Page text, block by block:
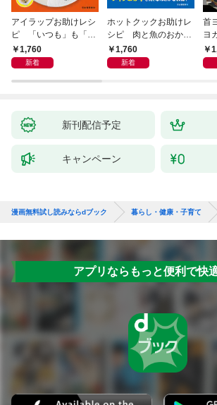
アイラップお助けレシ
ピ 「いつも」も「も
しも」もおいしい！
1,760
新着
ホットクックお助けレ
シピ 肉と魚のおか
ず 少ない材料＆調味
料で、あとはスイッチ
1,760
新着
首
ヨ
ラ
リ
新刊配信予定
キャンペーン
漫画無料試し読みならdブック 暮らし・健康・子育て
アプリならもっと便利で快